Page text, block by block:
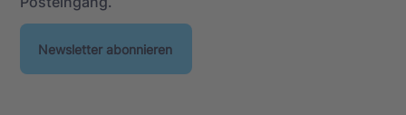
Newsletter abonnieren